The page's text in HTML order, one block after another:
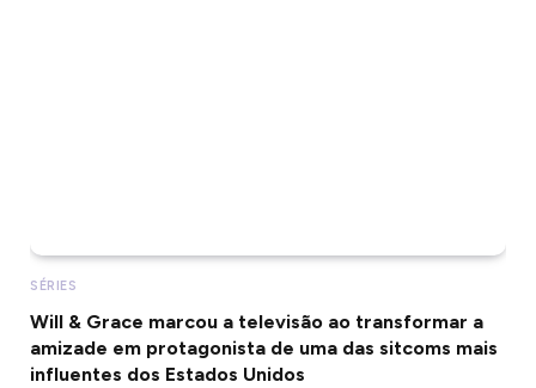
SÉRIES
Will & Grace marcou a televisão ao transformar a
amizade em protagonista de uma das sitcoms mais
influentes dos Estados Unidos